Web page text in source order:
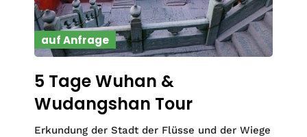
auf Anfrage
5 Tage Wuhan &
Wudangshan Tour
Erkundung der Stadt der Flüsse und der Wiege